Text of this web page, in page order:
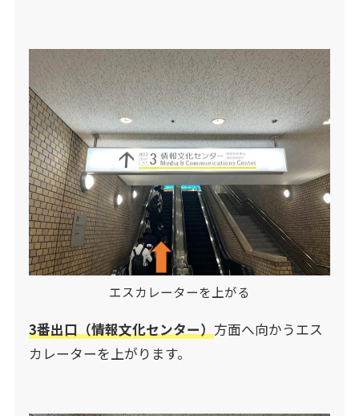
エスカレーターを上がる
3番出口（情報文化センター）方面へ向かうエス
カレーターを上がります。